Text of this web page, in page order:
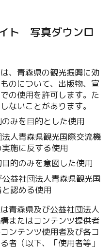
ト 写真ダウンロ
、青森県の観光振興に効
のについて、出版物、宣
の使用を許可します。た
ないことがあります。
みを目的とした使用
人青森県観光国際交流機
施に反する使用
的のみを意図した使用
益社団法人青森県観光国
認める使用
青森県及び公益社団法人
またはコンテンツ提供者
ンテンツ使用者及び各コ
者（以下、「使用者等」